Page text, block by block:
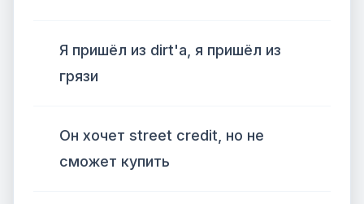
Я пришёл из dirt'а, я пришёл из
грязи
Он хочет street credit, но не
сможет купить